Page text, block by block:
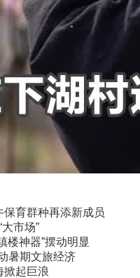
保育群种再添新成员
市场”
楼神器”摆动明显
暑期文旅经济
掀起巨浪